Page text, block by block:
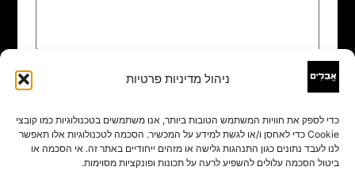
ניהול מדיניות פרטיות
כדי לספק את חוויות המשתמש הטובות ביותר, אנו משתמשים בטכנולוגיות כמו קובצי
Cookie כדי לאחסן ו/או לגשת למידע על המכשיר. הסכמה לטכנולוגיות אלו תאפשר
לנו לעבד נתונים כגון התנהגות גלישה או מזהים ייחודיים באתר זה. אי הסכמה או
ביטול הסכמה עלולים להשפיע לרעה על תכונות ופונקציות מסוימות.
שם
אימייל*